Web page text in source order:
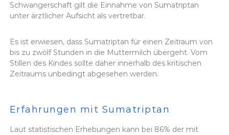
Schwangerschaft gilt die Einnahme von Sumatriptan
unter ärztlicher Aufsicht als vertretbar.
Es ist erwiesen, dass Sumatriptan für einen Zeitraum von
bis zu zwölf Stunden in die Muttermilch übergeht. Vom
Stillen des Kindes sollte daher innerhalb des kritischen
Zeitraums unbedingt abgesehen werden.
Erfahrungen mit Sumatriptan
Laut statistischen Erhebungen kann bei 86% der mit